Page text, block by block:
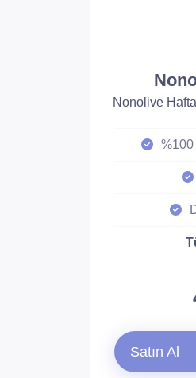
Nonolive
Satın Al